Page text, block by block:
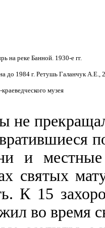
на реке Банной. 1930-е гг.
до 1984 г. Ретушь Галанчук А.Е.,
музея
не
и
святых
К 15
во время